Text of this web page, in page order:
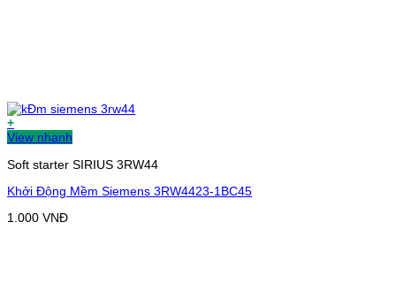
+
View nhanh
Soft starter SIRIUS 3RW44
Khởi Động Mềm Siemens 3RW4423-1BC45
1.000 VNĐ